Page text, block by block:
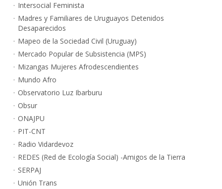
Intersocial Feminista
Madres y Familiares de Uruguayos Detenidos
Desaparecidos
Mapeo de la Sociedad Civil (Uruguay)
Mercado Popular de Subsistencia (MPS)
Mizangas Mujeres Afrodescendientes
Mundo Afro
Observatorio Luz Ibarburu
Obsur
ONAJPU
PIT-CNT
Radio Vidardevoz
REDES (Red de Ecología Social) -Amigos de la Tierra
SERPAJ
Unión Trans